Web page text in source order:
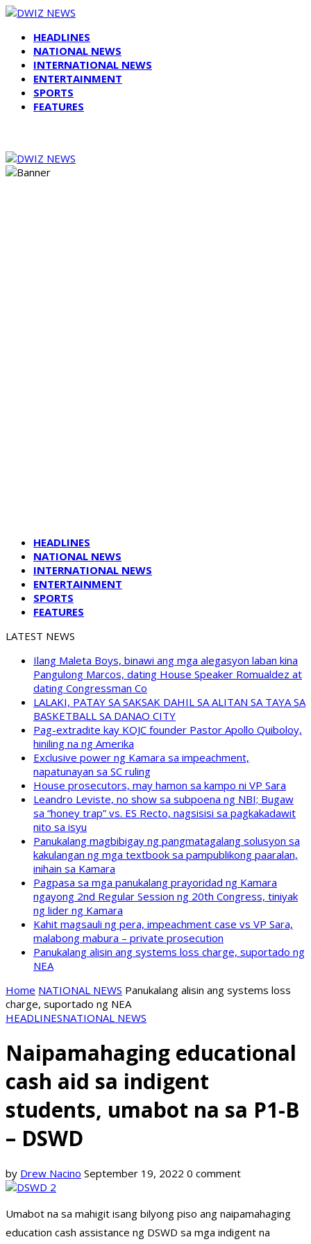
HEADLINES
NATIONAL NEWS
INTERNATIONAL NEWS
ENTERTAINMENT
SPORTS
FEATURES
HEADLINES
NATIONAL NEWS
INTERNATIONAL NEWS
ENTERTAINMENT
SPORTS
FEATURES
LATEST NEWS
Ilang Maleta Boys, binawi ang mga alegasyon laban kina
Pangulong Marcos, dating House Speaker Romualdez at
dating Congressman Co
LALAKI, PATAY SA SAKSAK DAHIL SA ALITAN SA TAYA SA
BASKETBALL SA DANAO CITY
Pag-extradite kay KOJC founder Pastor Apollo Quiboloy,
hiniling na ng Amerika
Exclusive power ng Kamara sa impeachment,
napatunayan sa SC ruling
House prosecutors, may hamon sa kampo ni VP Sara
Leandro Leviste, no show sa subpoena ng NBI; Bugaw
sa “honey trap” vs. ES Recto, nagsisisi sa pagkakadawit
nito sa isyu
Panukalang magbibigay ng pangmatagalang solusyon sa
kakulangan ng mga textbook sa pampublikong paaralan,
inihain sa Kamara
Pagpasa sa mga panukalang prayoridad ng Kamara
ngayong 2nd Regular Session ng 20th Congress, tiniyak
ng lider ng Kamara
Kahit magsauli ng pera, impeachment case vs VP Sara,
malabong mabura – private prosecution
Panukalang alisin ang systems loss charge, suportado ng
NEA
Home NATIONAL NEWS Panukalang alisin ang systems loss
charge, suportado ng NEA
HEADLINESNATIONAL NEWS
Naipamahaging educational
cash aid sa indigent
students, umabot na sa P1-B
– DSWD
by Drew Nacino September 19, 2022 0 comment
Umabot na sa mahigit isang bilyong piso ang naipamahaging
education cash assistance ng DSWD sa mga indigent na